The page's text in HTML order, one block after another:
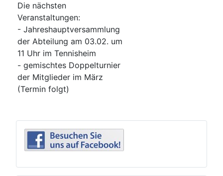
Die nächsten
Veranstaltungen:
- Jahreshauptversammlung
der Abteilung am 03.02. um
11 Uhr im Tennisheim
- gemischtes Doppelturnier
der Mitglieder im März
(Termin folgt)